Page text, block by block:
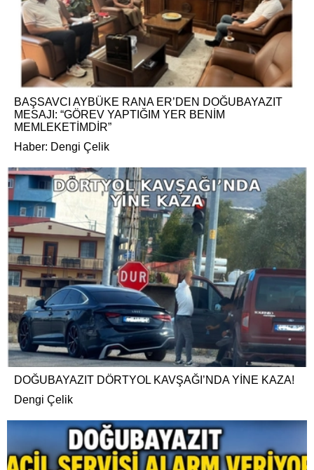
BAŞSAVCI AYBÜKE RANA ER’DEN DOĞUBAYAZIT
MESAJI: “GÖREV YAPTIĞIM YER BENİM
MEMLEKETİMDİR”
Haber: Dengi Çelik
DOĞUBAYAZIT DÖRTYOL KAVŞAĞI’NDA YİNE KAZA!
Dengi Çelik